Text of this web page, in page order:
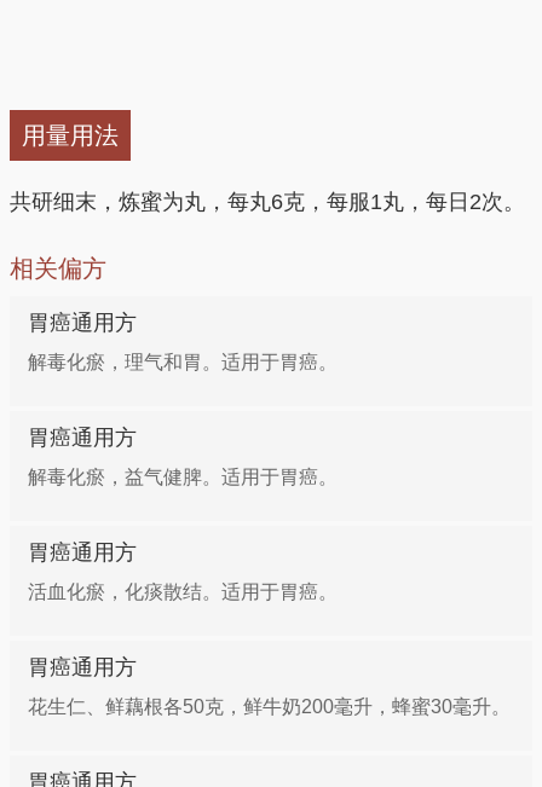
用量用法
共研细末，炼蜜为丸，每丸6克，每服1丸，每日2次。
相关偏方
胃癌通用方
解毒化瘀，理气和胃。适用于胃癌。
胃癌通用方
解毒化瘀，益气健脾。适用于胃癌。
胃癌通用方
活血化瘀，化痰散结。适用于胃癌。
胃癌通用方
花生仁、鲜藕根各50克，鲜牛奶200毫升，蜂蜜30毫升。
胃癌通用方